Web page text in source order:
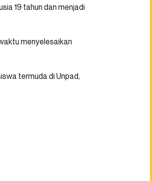
19 tahun dan menjadi
menyelesaikan
termuda di Unpad,